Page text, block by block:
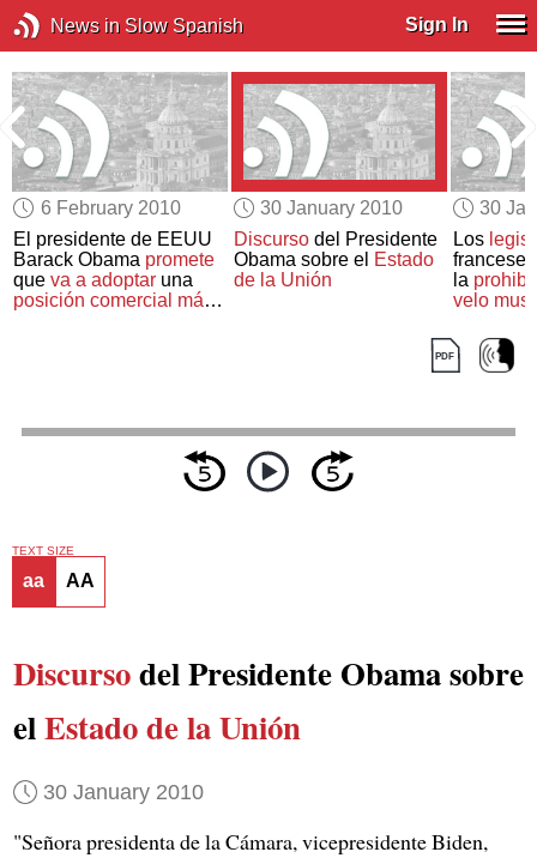
News in Slow Spanish Sign In
6 February 2010
El presidente de EEUU
Barack Obama promete
queva a adoptar una
posición comercial más
30 January 2010
Discursodel Presidente
Obama sobre el Estado
de la Unión
30
Los
la
velo
TEXT SIZE
aa AA
Discursodel Presidente Obama sobre
elEstado de la Unión
30 January 2010
"Señora presidenta de la Cámara, vicepresidente Biden,